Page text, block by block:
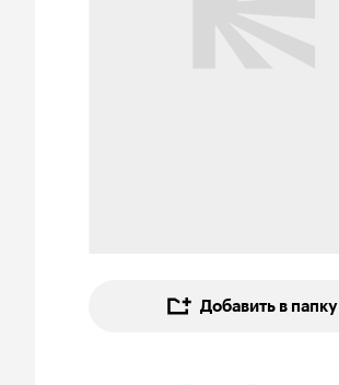
Добавить в папку